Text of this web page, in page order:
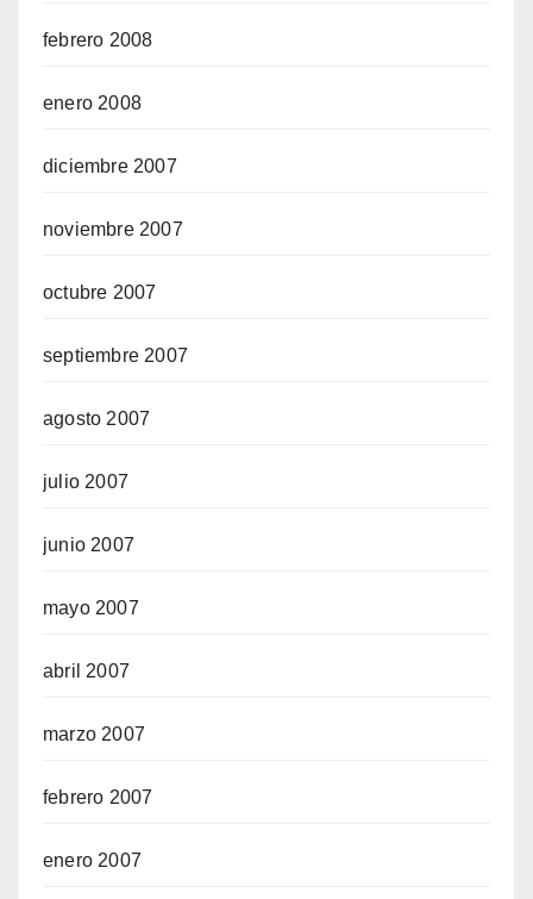
febrero 2008
enero 2008
diciembre 2007
noviembre 2007
octubre 2007
septiembre 2007
agosto 2007
julio 2007
junio 2007
mayo 2007
abril 2007
marzo 2007
febrero 2007
enero 2007